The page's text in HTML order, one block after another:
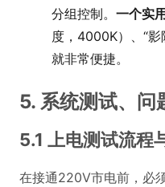
分组控制。 一个实
度，4000K）、“
就非常便捷。
5. 系统测试、问
5.1 上电测试流程
在接通220V市电前，必